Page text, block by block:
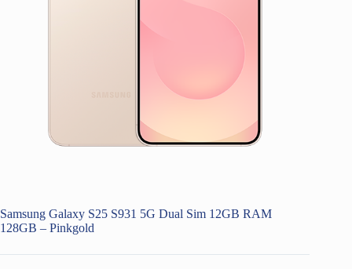
Samsung Galaxy S25 S931 5G Dual Sim 12GB RAM
128GB – Pinkgold